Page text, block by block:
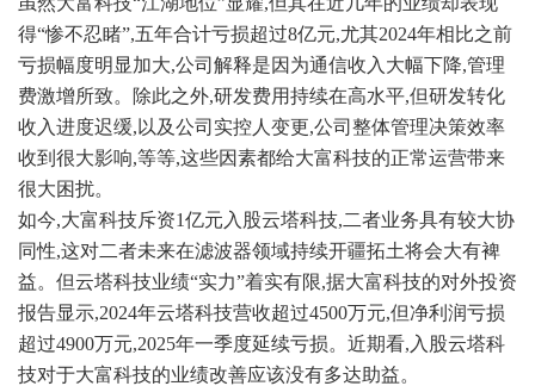
得“惨不忍睹”,五年合计亏损超过8亿元,尤其2024年相比之前
亏损幅度明显加大,公司解释是因为通信收入大幅下降,管理
费激增所致。除此之外,研发费用持续在高水平,但研发转化
收入进度迟缓,以及公司实控人变更,公司整体管理决策效率
收到很大影响,等等,这些因素都给大富科技的正常运营带来
很大困扰。
如今,大富科技斥资1亿元入股云塔科技,二者业务具有较大协
同性,这对二者未来在滤波器领域持续开疆拓土将会大有裨
益。但云塔科技业绩“实力”着实有限,据大富科技的对外投资
报告显示,2024年云塔科技营收超过4500万元,但净利润亏损
超过4900万元,2025年一季度延续亏损。近期看,入股云塔科
技对于大富科技的业绩改善应该没有多达助益。